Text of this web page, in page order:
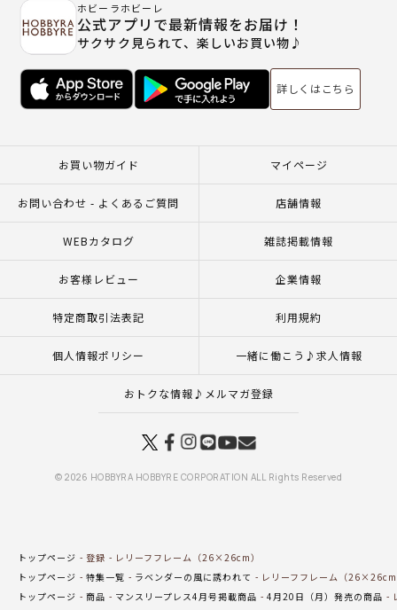
ホビーラホビーレ
公式アプリで最新情報をお届け！
サクサク見られて、楽しいお買い物♪
詳しくはこちら
お買い物ガイド マイページ
お問い合わせ - よくあるご質問 店舗情報
WEBカタログ 雑誌掲載情報
お客様レビュー 企業情報
特定商取引法表記 利用規約
個人情報ポリシー 一緒に働こう♪求人情報
おトクな情報♪メルマガ登録
© 2026 HOBBYRA HOBBYRE CORPORATION ALL Rights Reserved
トップページ 登録
レリーフフレーム（26×26cm）
トップページ
特集一覧 ラベンダーの風に誘われて
レリーフフレーム（
トップページ
商品 マンスリープレス4月号掲載商品 4月20日（月）発売の商品